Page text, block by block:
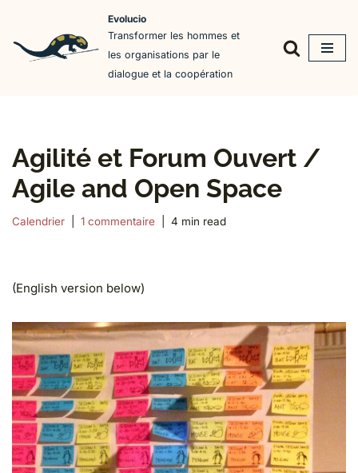
Aller
Evolucio
Transformer les hommes et
les organisations par le
dialogue et la coopération
Agilité et Forum Ouvert /
Agile and Open Space
Calendrier 1 commentaire 4 min read
(English version below)